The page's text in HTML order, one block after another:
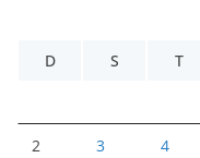
D
S T
2 3 4